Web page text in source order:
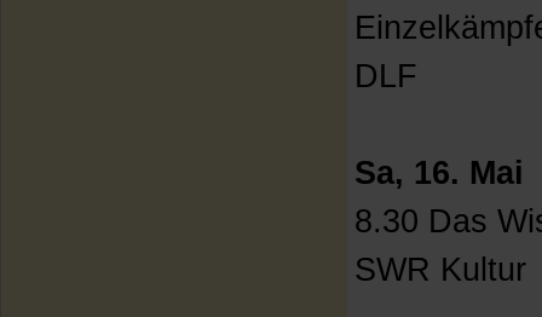
DLF
Sa, 16. Mai
8.30 Das
SWR Kultur